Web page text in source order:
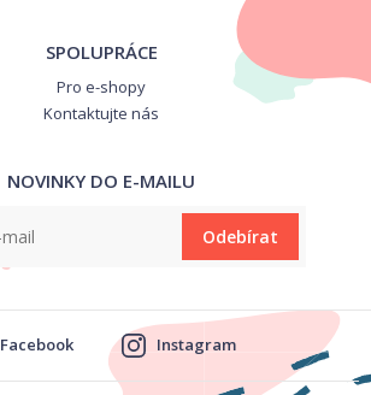
SPOLUPRÁCE
Pro e-shopy
Kontaktujte nás
NOVINKY DO E-MAILU
Odebírat
Facebook Instagram